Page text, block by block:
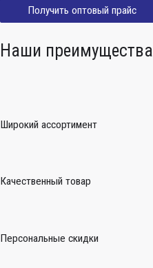
Получить оптовый прайс
Наши преимущества
Широкий ассортимент
Качественный товар
Персональные скидки